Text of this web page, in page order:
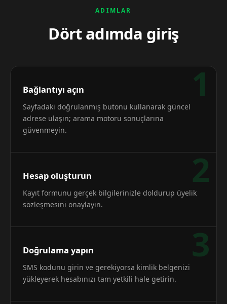
ADIMLAR
Dört adımda giriş
1
Bağlantıyı açın
Sayfadaki doğrulanmış butonu kullanarak güncel
adrese ulaşın; arama motoru sonuçlarına
güvenmeyin.
2
Hesap oluşturun
Kayıt formunu gerçek bilgilerinizle doldurup üyelik
sözleşmesini onaylayın.
3
Doğrulama yapın
SMS kodunu girin ve gerekiyorsa kimlik belgenizi
yükleyerek hesabınızı tam yetkili hale getirin.